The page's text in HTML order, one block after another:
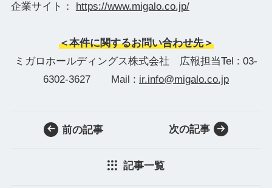
企業サイト：
https://www.migalo.co.jp/
＜本件に関するお問い合わせ先＞
ミガロホールディングス株式会社 広報担当Tel : 03-
6302-3627 Mail : ir.info@migalo.co.jp
前の記事
記事一覧
次の記事